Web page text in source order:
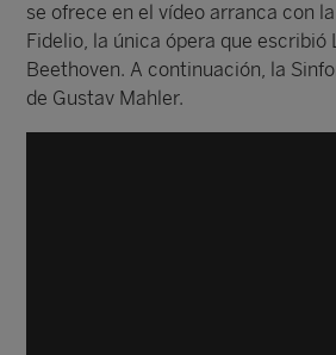
se ofrece en el vídeo arranca con
Fidelio, la única ópera que escribió
Beethoven. A continuación, la
de Gustav Mahler.